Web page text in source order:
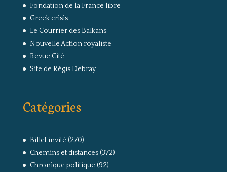
Fondation de la France libre
Greek crisis
Le Courrier des Balkans
Nouvelle Action royaliste
Revue Cité
Site de Régis Debray
Catégories
Billet invité (270)
Chemins et distances(372)
Chronique politique (92)